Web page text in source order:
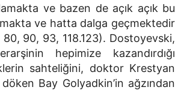
ve bazen de açık açık bu
ve hatta dalga geçmektedir
90, 93, 118.123). Dostoyevski,
hepimize kazandırdığı
sahteliğini, doktor Krestyan
Bay Golyadkin’in ağzından